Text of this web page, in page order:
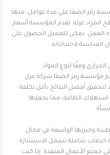
رمز الصفا على عدة عوامل، منها
المراد عزله. تقدم المؤسسة أسعار
العمل. يمكن للعميل الحصول على
المناسبة لاحتياجاته.
وفقًا لنوع المواد
مؤسسة رمز الصفا شركة عزل
لتحقيق أفضل النتائج بأقل تكلفة
الطاقة، مما يجعلها
وخبرتها الواسعة في مجال
خدمات شاملة تشمل الاستشارة
جميع الأعمال المنفذة. إذا كنت